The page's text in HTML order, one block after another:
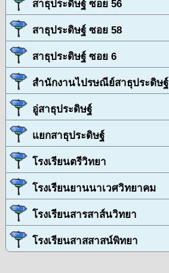
สาธุประดิษฐ์ ซอย 56
สาธุประดิษฐ์ ซอย 58
สาธุประดิษฐ์ ซอย 6
สำนักงานไปรษณีย์สาธุประดิษฐ์
อู่สาธุประดิษฐ์
แยกสาธุประดิษฐ์
โรงเรียนตรีวิทยา
โรงเรียนยานนาเวศวิทยาคม
โรงเรียนสารสาส์นวิทยา
โรงเรียนสาสสาสน์พิทยา